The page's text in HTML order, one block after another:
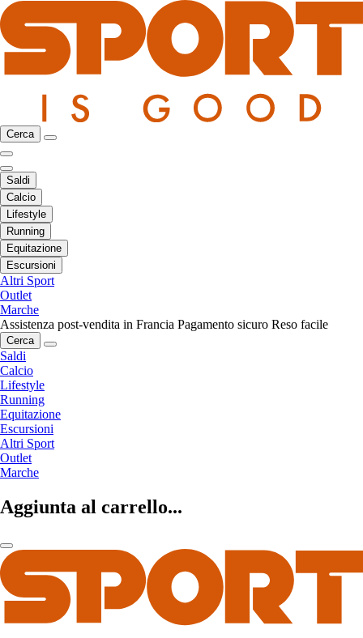
Cerca
Saldi
Calcio
Lifestyle
Running
Equitazione
Escursioni
Altri Sport
Outlet
Marche
Assistenza post-vendita in Francia Pagamento sicuro Reso facile
Cerca
Saldi
Calcio
Lifestyle
Running
Equitazione
Escursioni
Altri Sport
Outlet
Marche
Aggiunta al carrello...